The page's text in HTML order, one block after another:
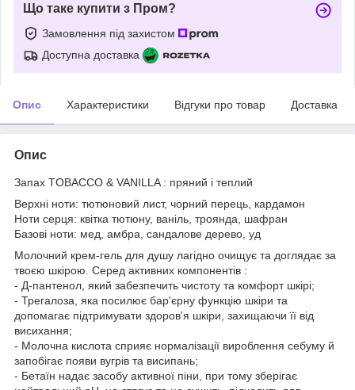
Що таке купити з Пром?
Замовлення під захистом
Доступна доставка
Опис Характеристики Відгуки про товар Доставка
Опис
Запах TOBACCO & VANILLA : пряний і теплий
Верхні ноти: тютюновий лист, чорний перець, кардамон
Ноти серця: квітка тютюну, ваніль, троянда, шафран
Базові ноти: мед, амбра, сандалове дерево, уд
Молочний крем-гель для душу лагідно очищує та доглядає за
твоєю шкірою. Серед активних компонентів :
- Д-пантенол, який забезпечить чистоту та комфорт шкірі;
- Трегалоза, яка посилює бар'єрну функцію шкіри та
допомагає підтримувати здоров'я шкіри, захищаючи її від
висихання;
- Молочна кислота сприяє нормалізації вироблення себуму й
запобігає появи вугрів та висипань;
- Бетаїн надає засобу активної піни, при тому зберігає